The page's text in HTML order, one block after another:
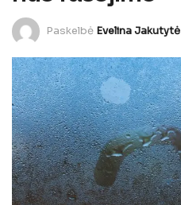
Paskelbė Evelina Jakutytė